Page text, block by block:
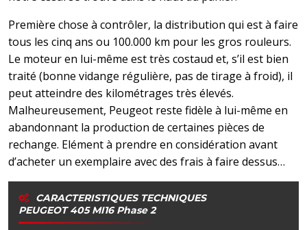
Première chose à contrôler, la distribution qui est à faire
tous les cinq ans ou 100.000 km pour les gros rouleurs.
Le moteur en lui-même est très costaud et, s’il est bien
traité (bonne vidange régulière, pas de tirage à froid), il
peut atteindre des kilométrages très élevés.
Malheureusement, Peugeot reste fidèle à lui-même en
abandonnant la production de certaines pièces de
rechange. Elément à prendre en considération avant
d’acheter un exemplaire avec des frais à faire dessus…
CARACTERISTIQUES TECHNIQUES
PEUGEOT 405 MI16 Phase 2